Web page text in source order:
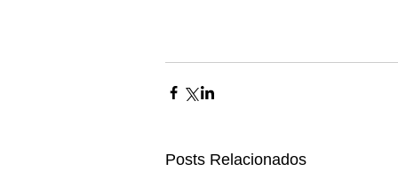
Posts Relacionados